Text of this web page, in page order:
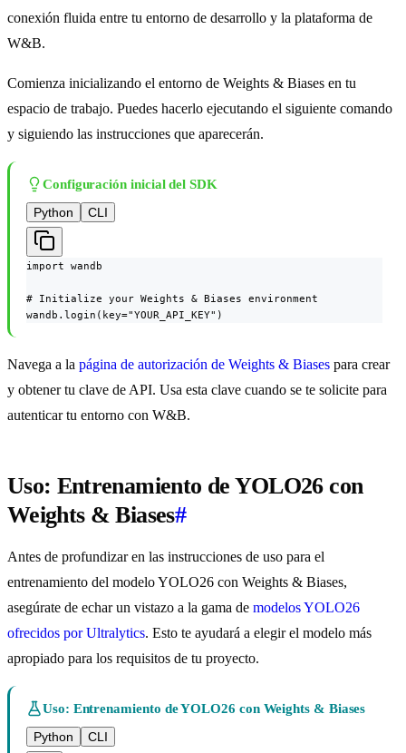
conexión fluida entre tu entorno de desarrollo y la plataforma de
W&B.
Comienza inicializando el entorno de Weights & Biases en tu
espacio de trabajo. Puedes hacerlo ejecutando el siguiente comando
y siguiendo las instrucciones que aparecerán.
Configuración inicial del SDK
Python
CLI
import wandb
# Initialize your Weights & Biases environment
wandb.login(key="YOUR_API_KEY")
Navega a la página de autorización de Weights & Biases para crear
y obtener tu clave de API. Usa esta clave cuando se te solicite para
autenticar tu entorno con W&B.
Uso: Entrenamiento de YOLO26 con
Weights & Biases#
Antes de profundizar en las instrucciones de uso para el
entrenamiento del modelo YOLO26 con Weights & Biases,
asegúrate de echar un vistazo a la gama de modelos YOLO26
ofrecidos por Ultralytics. Esto te ayudará a elegir el modelo más
apropiado para los requisitos de tu proyecto.
Uso: Entrenamiento de YOLO26 con Weights & Biases
Python
CLI